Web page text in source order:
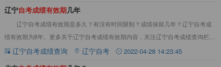
辽宁自考成绩有效期几年
辽宁自考成绩有效期是多久？有没有时间限制？成绩保留几年？辽宁自考成
绩有效期为8年。更多关于辽宁自考成绩有效期内容，关注辽宁自考成绩查询栏
目。一、辽宁自考成绩有效期辽宁自考成绩有效期
辽宁自考成绩查询 辽宁自考 2022-04-28 14:23:45